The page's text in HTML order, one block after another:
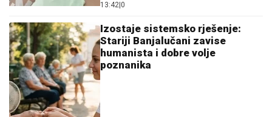
13:42 0
Izostaje sistemsko rješenje:
Stariji Banjalučani zavise
humanista i dobre volje
poznanika